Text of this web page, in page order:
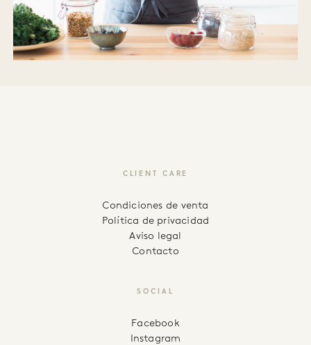
CLIENT CARE
Condiciones de venta
Política de privacidad
Aviso legal
Contacto
SOCIAL
facebook
instagram